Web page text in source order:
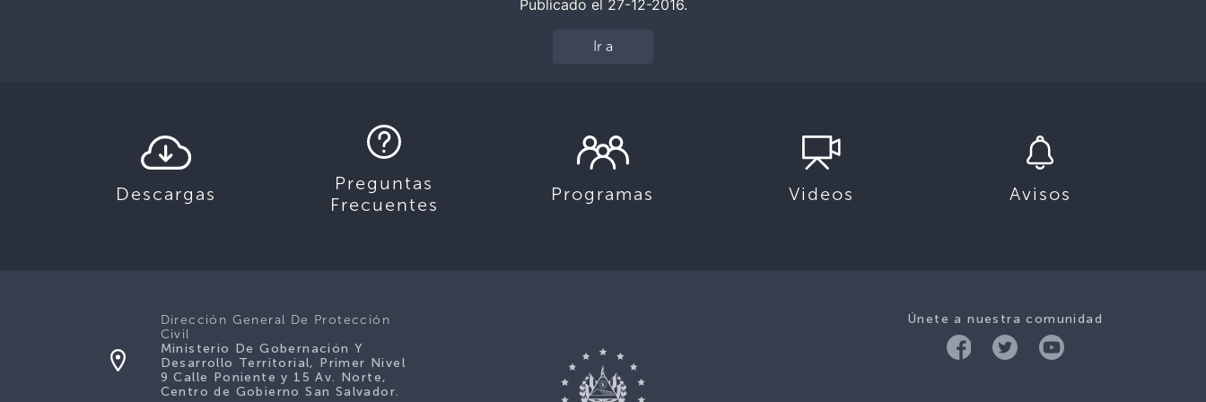
Publicado el 27-12-2016.
Ir a
Descargas
Preguntas
Frecuentes
Programas Videos Avisos
Únete a nuestra comunidad
Dirección General De Protección
Civil
Ministerio De Gobernación Y
Desarrollo Territorial, Primer Nivel
9 Calle Poniente y 15 Av. Norte,
Centro de Gobierno San Salvador.